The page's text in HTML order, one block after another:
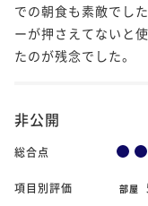
での朝食も素敵でし
ーが押さえてないと
たのが残念でした。
非公開
総合点
項目別評価 部屋